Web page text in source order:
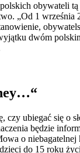
obywateli tą
„Od 1 września
dwóm
czy ubiegać się o
będzie
o niebagatelnej
do 15 roku